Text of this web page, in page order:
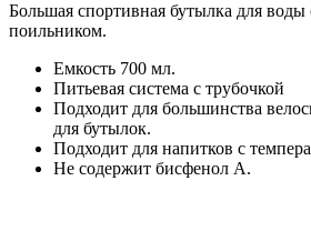
Большая спортивная бутылка для воды
поильником.
Емкость 700 мл.
Питьевая система с трубочкой
Подходит для большинства
для бутылок.
Подходит для напитков с
Не содержит бисфенол А.